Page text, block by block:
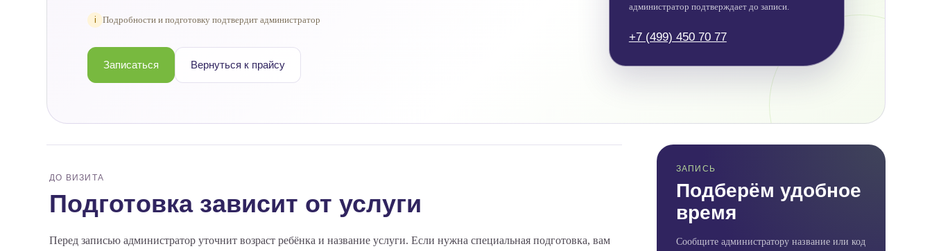
i Подробности и подготовку подтвердит администратор
Записаться Вернуться к прайсу
администратор подтверждает до записи.
+7 (499) 450 70 77
ДО ВИЗИТА
Подготовка зависит от услуги
Перед записью администратор уточнит возраст ребёнка и название услуги. Если нужна специальная подготовка, вам
ЗАПИСЬ
Подберём удобное
время
Сообщите администратору название или код